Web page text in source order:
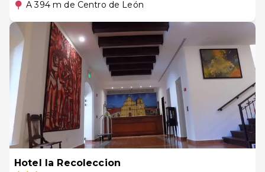
A 394 m de Centro de León
Hotel la Recoleccion